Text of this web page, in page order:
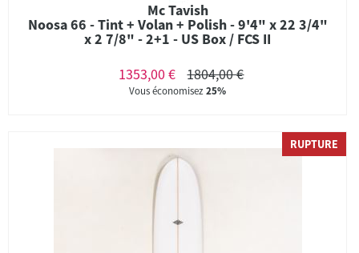
Mc Tavish
Noosa 66 - Tint + Volan + Polish - 9'4" x 22 3/4"
x 2 7/8" - 2+1 - US Box / FCS II
1353,00 €
1804,00 €
Vous économisez25%
RUPTURE